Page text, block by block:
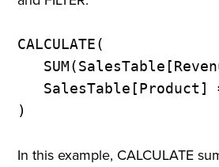
CALCULATE(
SalesTable[Product]
)
In this example, CALCULATE